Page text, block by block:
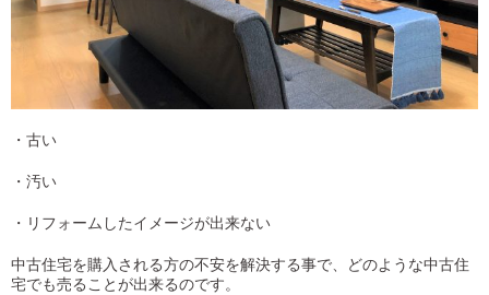
・古い
・汚い
・リフォームしたイメージが出来ない
中古住宅を購入される方の不安を解決する事で、どのような中古住
宅でも売ることが出来るのです。